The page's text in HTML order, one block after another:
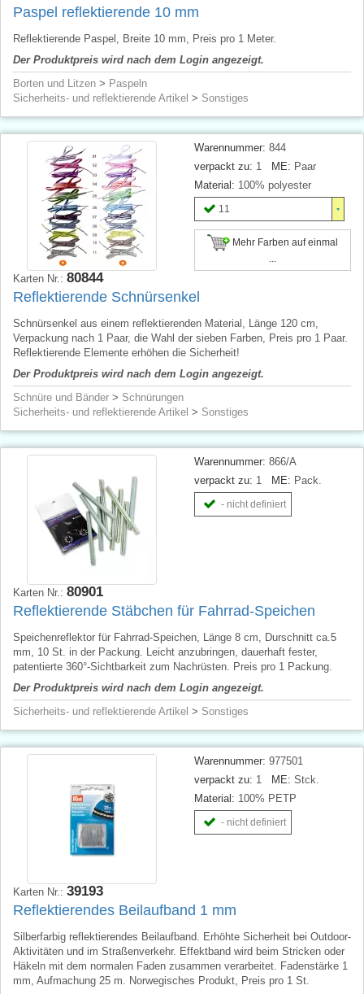
Paspel reflektierende 10 mm
Reflektierende Paspel, Breite 10 mm, Preis pro 1 Meter.
Der Produktpreis wird nach dem Login angezeigt.
Borten und Litzen > Paspeln
Sicherheits- und reflektierende Artikel > Sonstiges
Warennummer: 844
verpackt zu: 1 ME: Paar
Material: 100% polyester
11
Mehr Farben auf einmal
Karten Nr.: 80844
Reflektierende Schnürsenkel
Schnürsenkel aus einem reflektierenden Material, Länge 120 cm,
Verpackung nach 1 Paar, die Wahl der sieben Farben, Preis pro 1 Paar.
Reflektierende Elemente erhöhen die Sicherheit!
Der Produktpreis wird nach dem Login angezeigt.
Schnüre und Bänder > Schnürungen
Sicherheits- und reflektierende Artikel > Sonstiges
Warennummer: 866/A
verpackt zu: 1 ME: Pack.
- nicht definiert
Karten Nr.: 80901
Reflektierende Stäbchen für Fahrrad-Speichen
Speichenreflektor für Fahrrad-Speichen, Länge 8 cm, Durschnitt ca.5
mm, 10 St. in der Packung. Leicht anzubringen, dauerhaft fester,
patentierte 360°-Sichtbarkeit zum Nachrüsten. Preis pro 1 Packung.
Der Produktpreis wird nach dem Login angezeigt.
Sicherheits- und reflektierende Artikel > Sonstiges
Warennummer: 977501
verpackt zu: 1 ME: Stck.
Material: 100% PETP
- nicht definiert
Karten Nr.: 39193
Reflektierendes Beilaufband 1 mm
Silberfarbig reflektierendes Beilaufband. Erhöhte Sicherheit bei Outdoor-
Aktivitäten und im Straßenverkehr. Effektband wird beim Stricken oder
Häkeln mit dem normalen Faden zusammen verarbeitet. Fadenstärke 1
mm, Aufmachung 25 m. Norwegisches Produkt, Preis pro 1 St.